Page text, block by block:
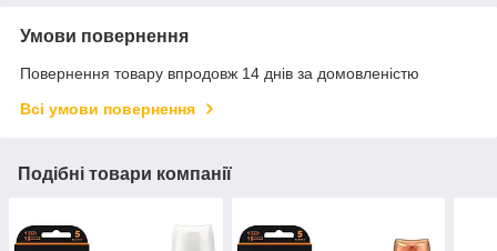
Умови повернення
Повернення товару впродовж 14 днів за домовленістю
Всі умови повернення
Подібні товари компанії